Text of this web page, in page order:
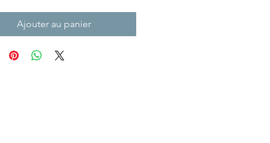
Ajouter au panier